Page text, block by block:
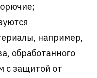
например,
обработанного
с защитой от